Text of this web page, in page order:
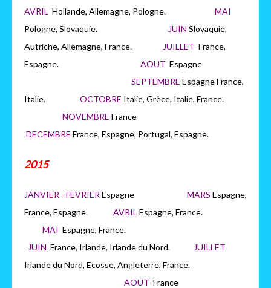
AVRIL Hollande, Allemagne, Pologne. MAI
Pologne, Slovaquie.
JUIN Slovaquie,
Autriche, Allemagne, France.
JUILLET France,
Espagne. AOUT Espagne
SEPTEMBRE Espagne France,
Italie. OCTOBRE Italie, Grèce, Italie, France.
NOVEMBRE France
DECEMBRE France, Espagne, Portugal, Espagne.
2015
JANVIER - FEVRIER Espagne MARS Espagne,
France, Espagne. AVRIL Espagne, France.
MAI Espagne, France.
JUIN France, Irlande, Irlande du Nord.
JUILLET
Irlande du Nord, Ecosse, Angleterre, France.
AOUT France